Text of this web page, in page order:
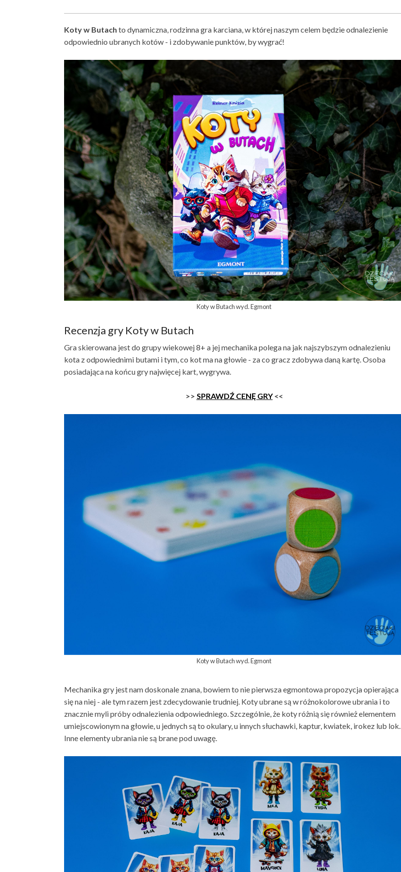
Koty w Butach to dynamiczna, rodzinna gra karciana, w której naszym celem będzie odnalezienie
odpowiednio ubranych kotów - i zdobywanie punktów, by wygrać!
Koty w Butach wyd. Egmont
Recenzja gry Koty w Butach
Gra skierowana jest do grupy wiekowej 8+ a jej mechanika polega na jak najszybszym odnalezieniu
kota z odpowiednimi butami i tym, co kot ma na głowie - za co gracz zdobywa daną kartę. Osoba
posiadająca na końcu gry najwięcej kart, wygrywa.
>> SPRAWDŹ CENĘ GRY<<
Koty w Butach wyd. Egmont
Mechanika gry jest nam doskonale znana, bowiem to nie pierwsza egmontowa propozycja opierająca
się na niej - ale tym razem jest zdecydowanie trudniej. Koty ubrane są w różnokolorowe ubrania i to
znacznie myli próby odnalezienia odpowiedniego. Szczególnie, że koty różnią się również elementem
umiejscowionym na głowie, u jednych są to okulary, u innych słuchawki, kaptur, kwiatek, irokez lub lok.
Inne elementy ubrania nie są brane pod uwagę.